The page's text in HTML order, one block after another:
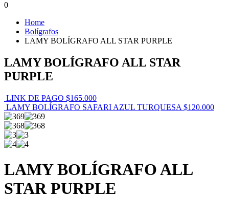
0
Home
Bolígrafos
LAMY BOLÍGRAFO ALL STAR PURPLE
LAMY BOLÍGRAFO ALL STAR
PURPLE
LINK DE PAGO $165.000
LAMY BOLÍGRAFO SAFARI AZUL TURQUESA $120.000
LAMY BOLÍGRAFO ALL
STAR PURPLE